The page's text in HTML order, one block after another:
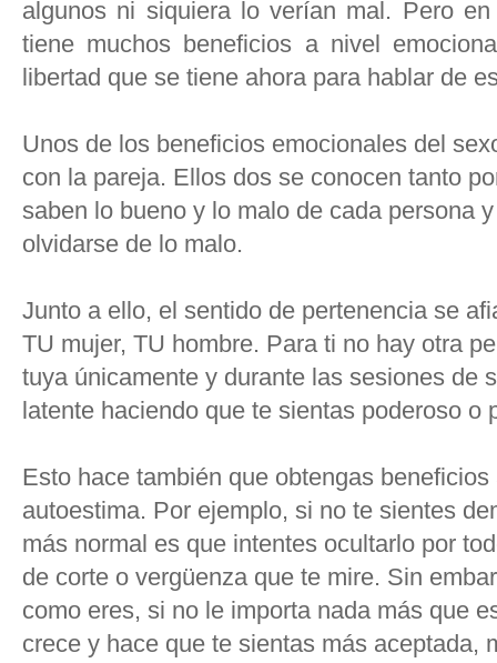
algunos ni siquiera lo verían mal. Pero
tiene muchos beneficios a nivel
libertad que se tiene ahora para hablar de
Unos de los beneficios emocionales del
con la pareja. Ellos dos se conocen tanto
saben lo bueno y lo malo de cada persona
olvidarse de lo malo.
Junto a ello, el sentido de pertenencia se
TU mujer, TU hombre. Para ti no hay otra
tuya únicamente y durante las sesiones de
latente haciendo que te sientas poderoso o
Esto hace también que obtengas
autoestima. Por ejemplo, si no te sientes
más normal es que intentes ocultarlo por
de corte o vergüenza que te mire. Sin
como eres, si no le importa nada más que
crece y hace que te sientas más aceptada,